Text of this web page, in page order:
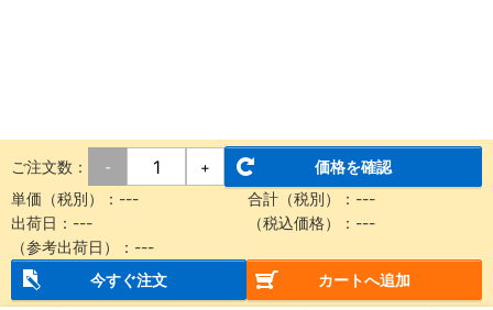
ご注文数： - +
価格を確認
単価（税別）： --- 合計（税別）： ---
出荷日： --- （税込価格）： ---
（参考出荷日）： ---
今すぐ注文
カートへ追加